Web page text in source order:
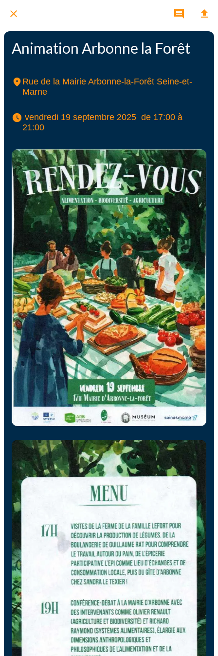
Animation Arbonne la Forêt
Rue de la Mairie Arbonne-la-Forêt Seine-et-
Marne
21:00